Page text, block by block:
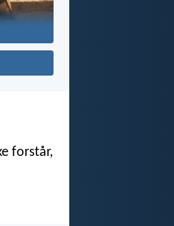
forstår,